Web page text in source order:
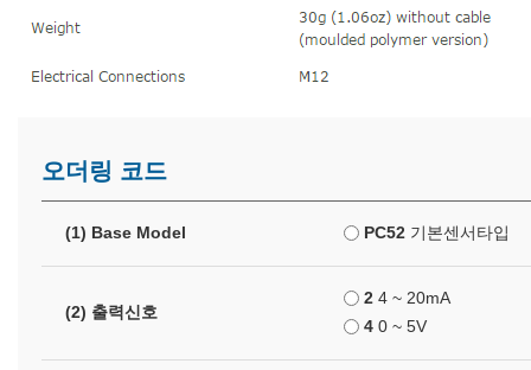
오더링 코드
(1) Base Model PC52 기본센서타입
(2) 출력신호
2 4 ~ 20mA
4 0 ~ 5V